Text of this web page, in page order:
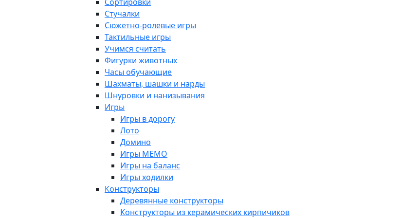
Стучалки
Сюжетно-ролевые игры
Тактильные игры
Учимся считать
Фигурки животных
Часы обучающие
Шахматы, шашки и нарды
Шнуровки и нанизывания
Игры
Игры в дорогу
Лото
Домино
Игры МЕМО
Игры на баланс
Игры ходилки
Конструкторы
Деревянные конструкторы
Конструкторы из керамических кирпичиков